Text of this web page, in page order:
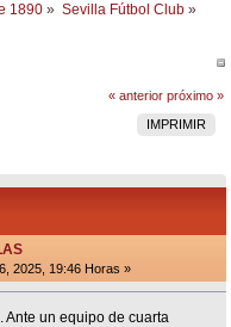
1890 » Sevilla Fútbol Club »
« anterior próximo »
IMPRIMIR
2025, 19:46 Horas »
Ante un equipo de cuarta